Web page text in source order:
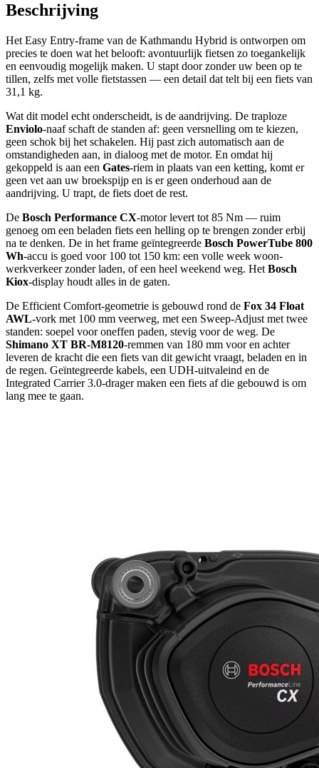
Beschrijving
Het Easy Entry-frame van de Kathmandu Hybrid is ontworpen om
precies te doen wat het belooft: avontuurlijk fietsen zo toegankelijk
en eenvoudig mogelijk maken. U stapt door zonder uw been op te
tillen, zelfs met volle fietstassen — een detail dat telt bij een fiets van
31,1 kg.
Wat dit model echt onderscheidt, is de aandrijving. De traploze
Enviolo-naaf schaft de standen af: geen versnelling om te kiezen,
geen schok bij het schakelen. Hij past zich automatisch aan de
omstandigheden aan, in dialoog met de motor. En omdat hij
gekoppeld is aan een Gates-riem in plaats van een ketting, komt er
geen vet aan uw broekspijp en is er geen onderhoud aan de
aandrijving. U trapt, de fiets doet de rest.
De Bosch Performance CX-motor levert tot 85 Nm — ruim
genoeg om een beladen fiets een helling op te brengen zonder erbij
na te denken. De in het frame geïntegreerde Bosch PowerTube 800
Wh-accu is goed voor 100 tot 150 km: een volle week woon-
werkverkeer zonder laden, of een heel weekend weg. Het Bosch
Kiox-display houdt alles in de gaten.
De Efficient Comfort-geometrie is gebouwd rond de Fox 34 Float
AWL-vork met 100 mm veerweg, met een Sweep-Adjust met twee
standen: soepel voor oneffen paden, stevig voor de weg. De
Shimano XT BR-M8120-remmen van 180 mm voor en achter
leveren de kracht die een fiets van dit gewicht vraagt, beladen en in
de regen. Geïntegreerde kabels, een UDH-uitvaleind en de
Integrated Carrier 3.0-drager maken een fiets af die gebouwd is om
lang mee te gaan.